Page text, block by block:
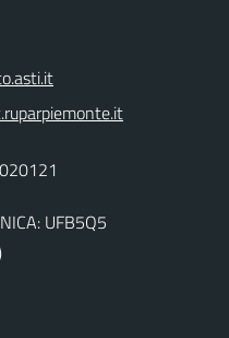
UFB5Q5